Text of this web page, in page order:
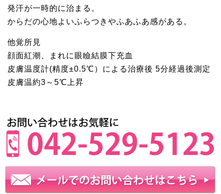
発汗が一時的に治まる。
からだの心地よいふらつきやふあふあ感がある。
他覚所見
顔面紅潮、まれに眼瞼結膜下充血
皮膚温度計(精度±0.5℃）による治療後 5分経過後測定
皮膚温約3～5℃上昇